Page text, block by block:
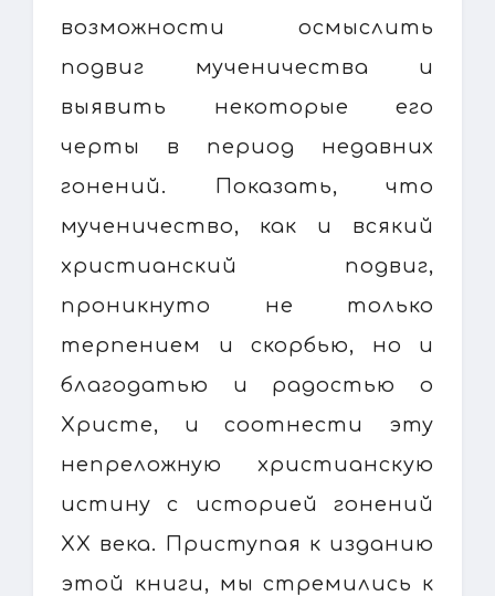
возможности осмыслить
подвиг мученичества и
выявить некоторые его
черты в период недавних
гонений. Показать, что
мученичество, как и всякий
христианский подвиг,
проникнуто не только
терпением и скорбью, но и
благодатью и радостью о
Христе, и соотнести эту
непреложную христианскую
истину с историей гонений
XX века. Приступая к изданию
этой книги, мы стремились к